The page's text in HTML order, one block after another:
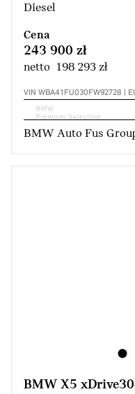
Diesel
Cena
243 900 zł
netto 198 293 zł
VIN WBA41FU030FW92728 |
BMW Auto Fus
BMW X5